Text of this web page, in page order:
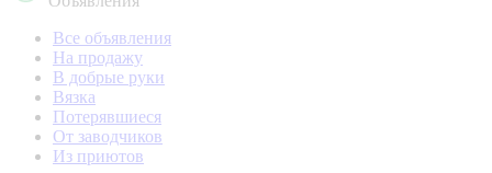
Все объявления
На продажу
В добрые руки
Вязка
Потерявшиеся
От заводчиков
Из приютов